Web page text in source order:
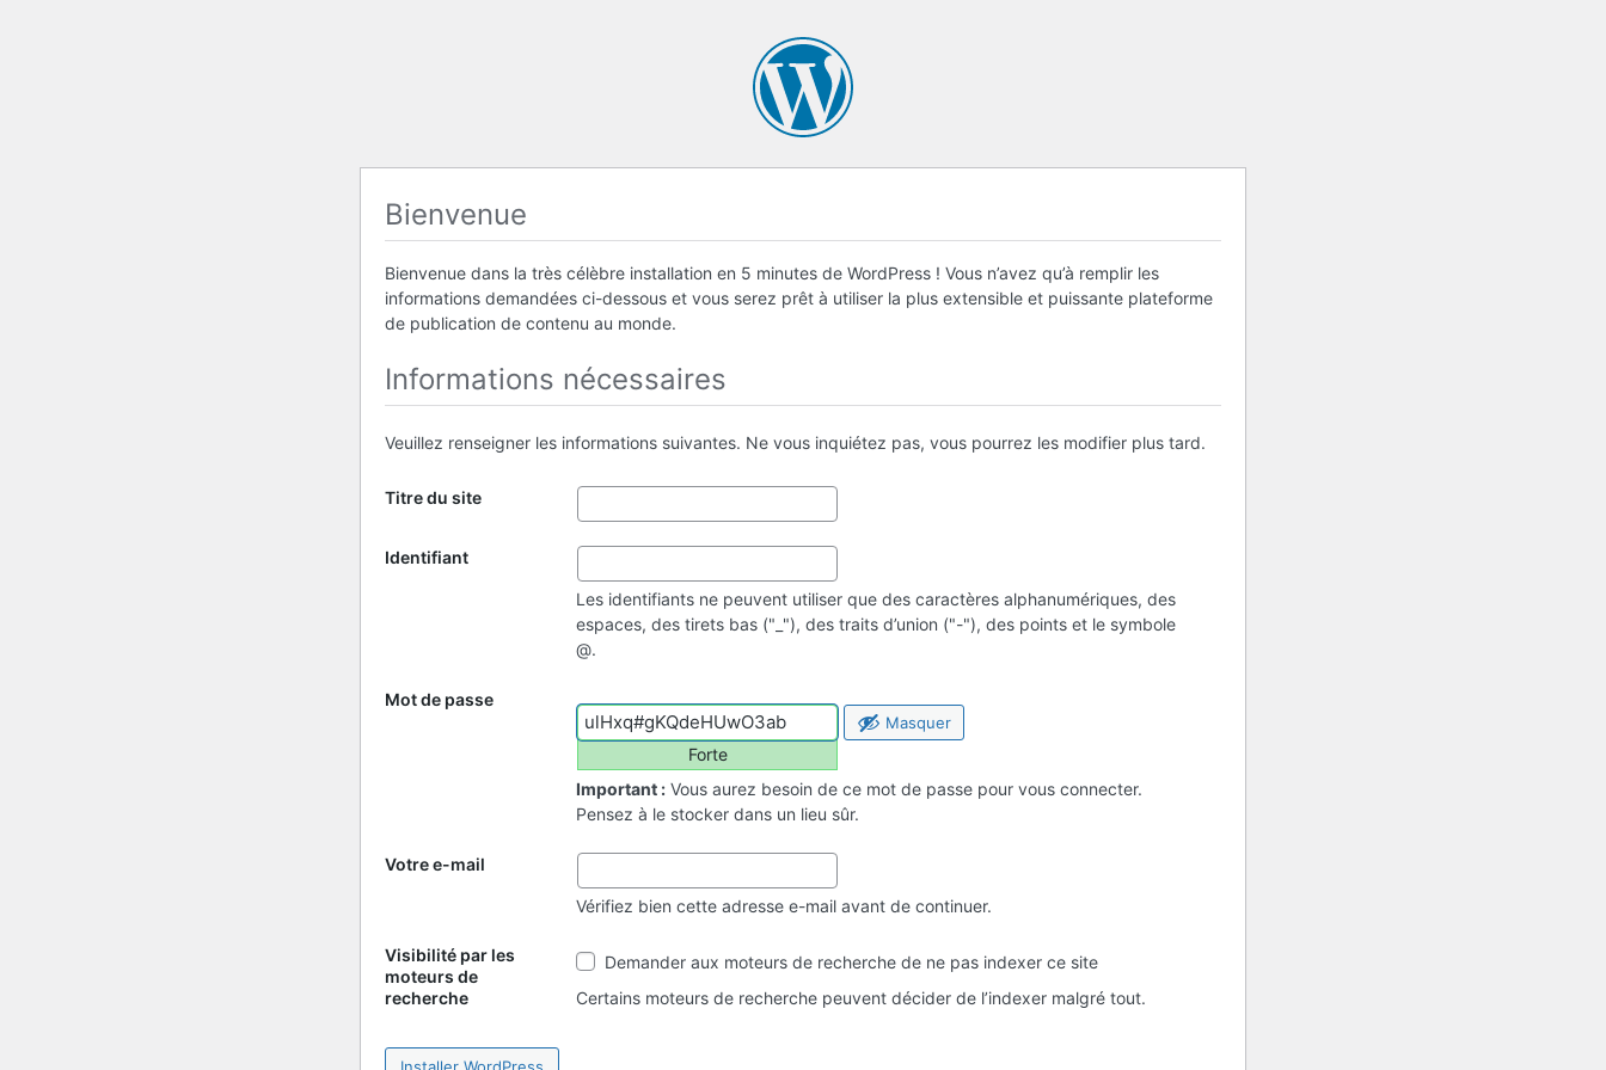
Bienvenue
Bienvenue dans la très célèbre installation en 5 minutes de WordPress ! Vous n’avez qu’à remplir les
informations demandées ci-dessous et vous serez prêt à utiliser la plus extensible et puissante plateforme
de publication de contenu au monde.
Informations nécessaires
Veuillez renseigner les informations suivantes. Ne vous inquiétez pas, vous pourrez les modifier plus tard.
Titre du site
Identifiant
Les identifiants ne peuvent utiliser que des caractères alphanumériques, des
espaces, des tirets bas ("_"), des traits d’union ("-"), des points et le symbole
@.
Mot de passe
Masquer
Forte
Important : Vous aurez besoin de ce mot de passe pour vous connecter.
Pensez à le stocker dans un lieu sûr.
Votre e-mail
Vérifiez bien cette adresse e-mail avant de continuer.
Visibilité par les
moteurs de
recherche
Visibilité
par
les
Demander aux moteurs de recherche de ne pas indexer ce site
Certains moteurs de recherche peuvent décider de l’indexer malgré tout.